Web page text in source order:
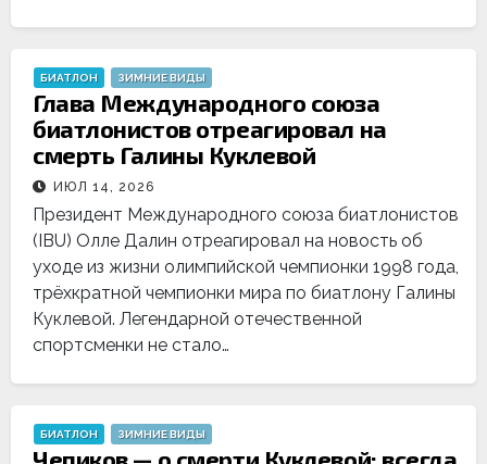
БИАТЛОН ЗИМНИЕ ВИДЫ
Глава Международного союза
биатлонистов отреагировал на
смерть Галины Куклевой
ИЮЛ 14, 2026
Президент Международного союза биатлонистов
(IBU) Олле Далин отреагировал на новость об
уходе из жизни олимпийской чемпионки 1998 года,
трёхкратной чемпионки мира по биатлону Галины
Куклевой. Легендарной отечественной
спортсменки не стало…
БИАТЛОН ЗИМНИЕ ВИДЫ